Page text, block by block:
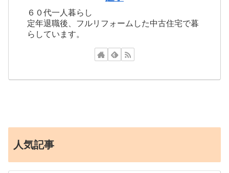
６０代一人暮らし
定年退職後、フルリフォームした中古住宅で暮
らしています。
人気記事